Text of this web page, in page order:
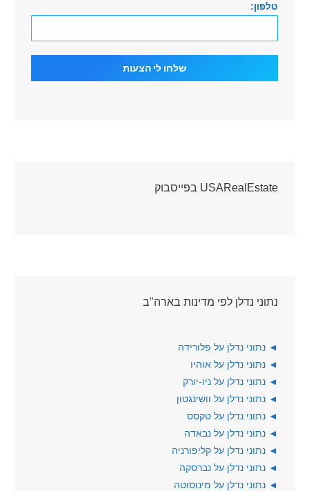
טלפון:
USARealEstate בפייסבוק
נתוני נדלן לפי מדינות בארה"ב
◄ נתוני נדלן על פלורידה
◄ נתוני נדלן על אוהיו
◄ נתוני נדלן על ניו-יורק
◄ נתוני נדלן על וושינגטון
◄ נתוני נדלן על טקסס
◄ נתוני נדלן על נבאדה
◄ נתוני נדלן על קליפורניה
◄ נתוני נדלן על נברסקה
◄ נתוני נדלן על מינוסוטה